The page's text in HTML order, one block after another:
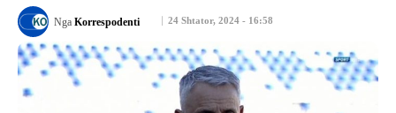
24 Shtator, 2024 - 16:58
Nga Korrespodenti